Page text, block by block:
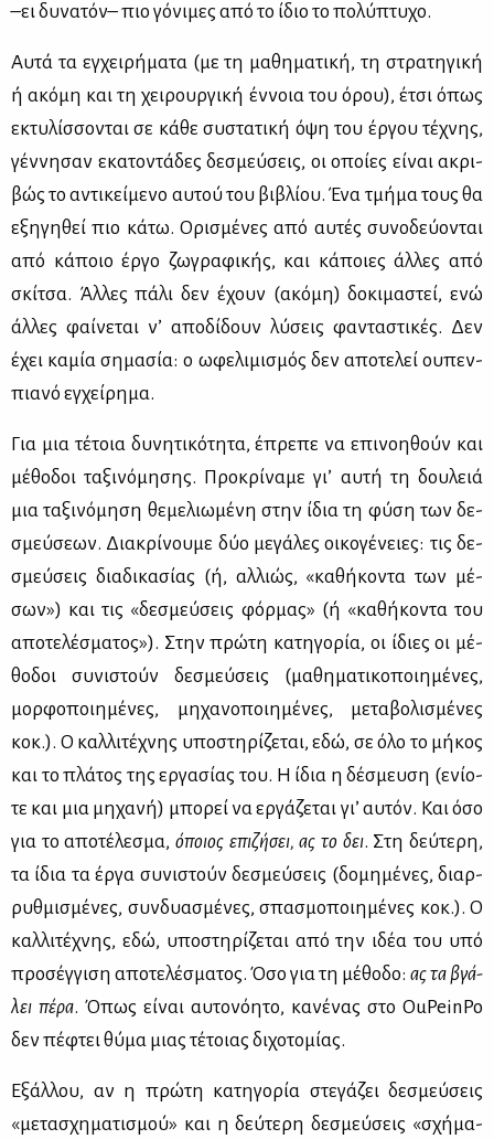
–ει δυ­να­τόν– πιο γό­νι­μες από το ίδιο το πο­λύ­πτυ­χο.
Αυ­τά τα εγ­χει­ρή­μα­τα (με τη μα­θη­μα­τι­κή, τη στρα­τη­γι­κή
ή ακό­μη και τη χει­ρουρ­γι­κή έν­νοια του όρου), έτσι όπως
εκτυ­λίσ­σο­νται σε κά­θε συ­στα­τι­κή όψη του έρ­γου τέ­χνης,
γέν­νη­σαν εκα­το­ντά­δες δε­σμεύ­σεις, οι οποί­ες εί­ναι ακρι­
βώς το αντι­κεί­με­νο αυ­τού του βι­βλί­ου. Ένα τμή­μα τους θα
εξη­γη­θεί πιο κά­τω. Ορι­σμέ­νες από αυ­τές συ­νο­δεύ­ο­νται
από κά­ποιο έρ­γο ζω­γρα­φι­κής, και κά­ποιες άλ­λες από
σκί­τσα. Άλ­λες πά­λι δεν έχουν (ακό­μη) δο­κι­μα­στεί, ενώ
άλ­λες φαί­νε­ται ν’ απο­δί­δουν λύ­σεις φα­ντα­στι­κές. Δεν
έχει κα­μία ση­μα­σία: ο ωφε­λι­μι­σμός δεν απο­τε­λεί ου­πεν­
πια­νό εγ­χεί­ρη­μα.
Για μια τέ­τοια δυ­νη­τι­κό­τη­τα, έπρε­πε να επι­νοη­θούν και
μέ­θο­δοι τα­ξι­νό­μη­σης. Προ­κρί­να­με γι’ αυ­τή τη δου­λειά
μια τα­ξι­νό­μη­ση θε­με­λιω­μέ­νη στην ίδια τη φύ­ση των δε­
σμεύ­σε­ων. Δια­κρί­νου­με δύο με­γά­λες οι­κο­γέ­νειες: τις δε­
σμεύ­σεις δια­δι­κα­σί­ας (ή, αλ­λιώς, «κα­θή­κο­ντα των μέ­
σων») και τις «δε­σμεύ­σεις φόρ­μας» (ή «κα­θή­κο­ντα του
απο­τε­λέ­σμα­τος»). Στην πρώ­τη κα­τη­γο­ρία, οι ίδιες οι μέ­
θο­δοι συ­νι­στούν δε­σμεύ­σεις (μα­θη­μα­τι­κο­ποι­η­μέ­νες,
μορ­φο­ποι­η­μέ­νες, μη­χα­νο­ποι­η­μέ­νες, με­τα­βο­λι­σμέ­νες
κοκ.). Ο καλ­λι­τέ­χνης υπο­στη­ρί­ζε­ται, εδώ, σε όλο το μή­κος
και το πλά­τος της ερ­γα­σί­ας του. Η ίδια η δέ­σμευ­ση (ενί­ο­
τε και μια μη­χα­νή) μπο­ρεί να ερ­γά­ζε­ται γι’ αυ­τόν. Και όσο
για το απο­τέ­λε­σμα, όποιος επι­ζή­σει, ας το δει. Στη δεύ­τε­ρη,
τα ίδια τα έρ­γα συ­νι­στούν δε­σμεύ­σεις (δο­μη­μέ­νες, διαρ­
ρυθ­μι­σμέ­νες, συν­δυα­σμέ­νες, σπα­σμο­ποι­η­μέ­νες κοκ.). Ο
καλ­λι­τέ­χνης, εδώ, υπο­στη­ρί­ζε­ται από την ιδέα του υπό
προ­σέγ­γι­ση απο­τε­λέ­σμα­τος. Όσο για τη μέ­θο­δο: ας τα βγά­
λει πέ­ρα. Όπως εί­ναι αυ­το­νό­η­το, κα­νέ­νας στο OuPeinPo
δεν πέ­φτει θύ­μα μιας τέ­τοιας δι­χο­το­μί­ας.
Εξάλ­λου, αν η πρώ­τη κα­τη­γο­ρία στε­γά­ζει δε­σμεύ­σεις
«με­τα­σχη­μα­τι­σμού» και η δεύ­τε­ρη δε­σμεύ­σεις «σχή­μα­